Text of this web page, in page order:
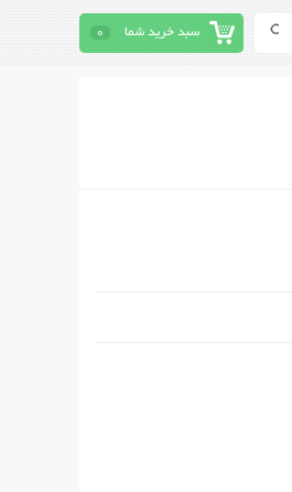
سبد خرید شما 0